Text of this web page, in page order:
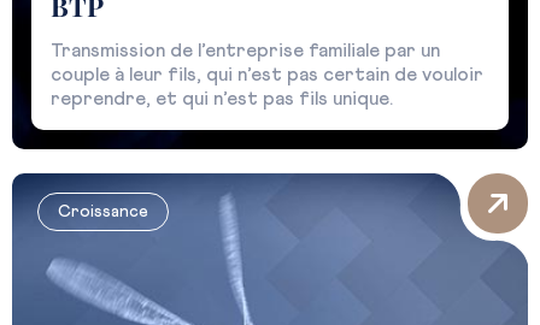
Transmission de l’entreprise familiale par un
couple à leur fils, qui n’est pas certain de vouloir
reprendre, et qui n’est pas fils unique.
Croissance